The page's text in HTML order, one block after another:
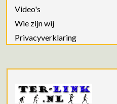
Video's
Wie zijn wij
Privacyverklaring